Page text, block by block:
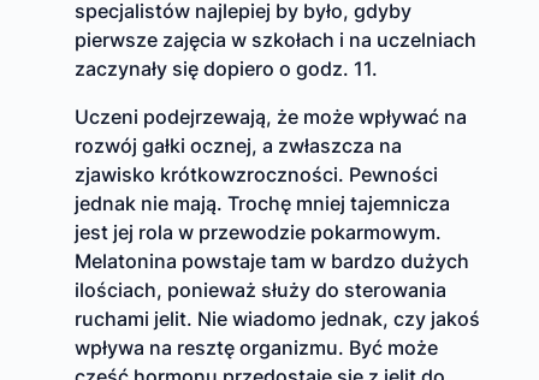
specjalistów najlepiej by było, gdyby
pierwsze zajęcia w szkołach i na uczelniach
zaczynały się dopiero o godz. 11.
Uczeni podejrzewają, że może wpływać na
rozwój gałki ocznej, a zwłaszcza na
zjawisko krótkowzroczności. Pewności
jednak nie mają. Trochę mniej tajemnicza
jest jej rola w przewodzie pokarmowym.
Melatonina powstaje tam w bardzo dużych
ilościach, ponieważ służy do sterowania
ruchami jelit. Nie wiadomo jednak, czy jakoś
wpływa na resztę organizmu. Być może